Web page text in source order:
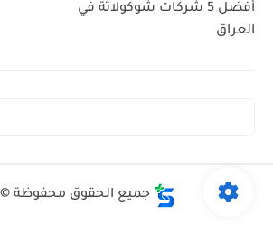
أفضل 5 شركات شوكولاتة في
العراق
جميع الحقوق محفوظة ©